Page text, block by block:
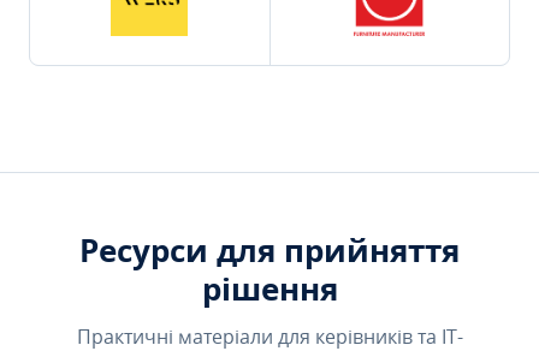
Ресурси для прийняття
рішення
Практичні матеріали для керівників та IT-